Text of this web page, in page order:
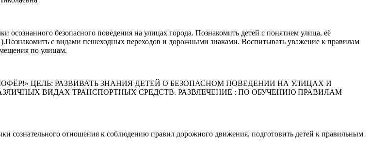
безопасного поведения на улицах города. Познакомить детей с понятием улица, её
с видами пешеходных переходов и дорожными знаками. Воспитывать уважение к правилам
по улицам.
ЦЕЛЬ: РАЗВИВАТЬ ЗНАНИЯ ДЕТЕЙ О БЕЗОПАСНОМ ПОВЕДЕНИИ НА УЛИЦАХ И
ВИДАХ ТРАНСПОРТНЫХ СРЕДСТВ. РАЗВЛЕЧЕНИЕ : ПО ОБУЧЕНИЮ ПРАВИЛАМ
сознательного отношения к соблюдению правил дорожного движения, подготовить детей к правильным